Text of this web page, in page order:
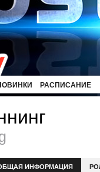
РАСПИСАНИЕ
ИНФОРМАЦИЯ